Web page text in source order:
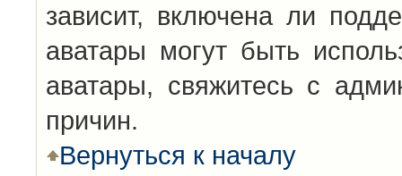
зависит, включена ли
аватары могут быть
аватары, свяжитесь с
причин.
Вернуться к началу